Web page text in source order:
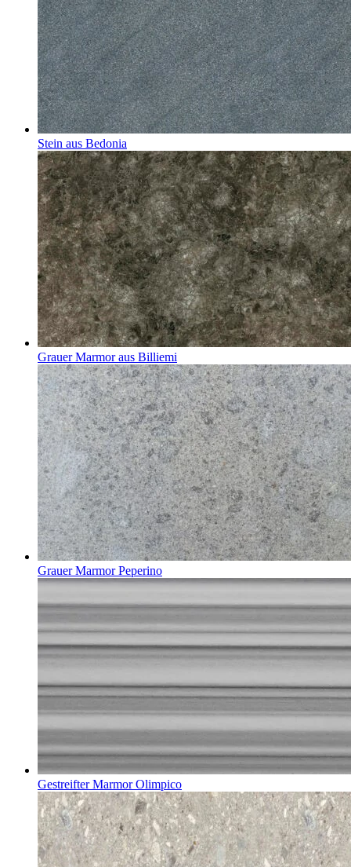
Stein aus Bedonia
Grauer Marmor aus Billiemi
Grauer Marmor Peperino
Gestreifter Marmor Olimpico